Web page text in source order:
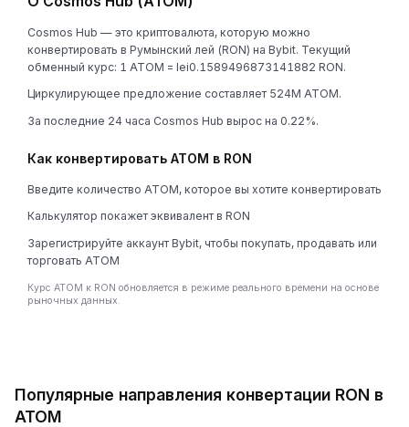
Cosmos Hub — это криптовалюта, которую можно
конвертировать в Румынский лей (RON) на Bybit. Текущий
обменный курс: 1 ATOM = lei0.1589496873141882 RON.
Циркулирующее предложение составляет 524M ATOM.
За последние 24 часа Cosmos Hub вырос на 0.22%.
Как конвертировать ATOM в RON
Введите количество ATOM, которое вы хотите конвертировать
Калькулятор покажет эквивалент в RON
Зарегистрируйте аккаунт Bybit, чтобы покупать, продавать или
торговать ATOM
Курс ATOM к RON обновляется в режиме реального времени на основе
рыночных данных.
Популярные направления конвертации RON в
ATOM